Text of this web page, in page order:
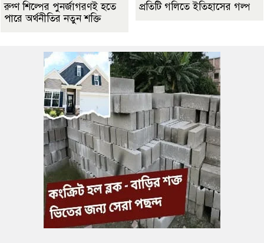
রুগ্ণ শিল্পের পুনর্জাগরণই হতে
পারে অর্থনীতির নতুন শক্তি
প্রতিটি গলিতে ইতিহাসের গল্প